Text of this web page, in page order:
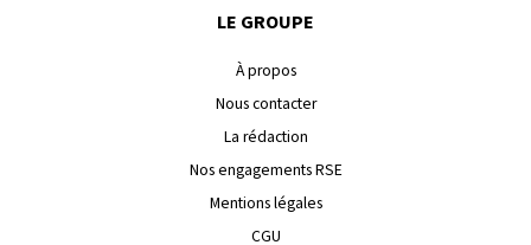
LE GROUPE
À propos
Nous contacter
La rédaction
Nos engagements RSE
Mentions légales
CGU